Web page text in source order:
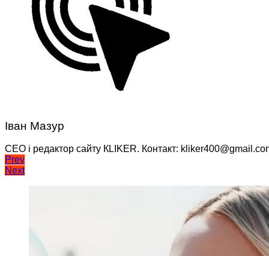
Іван Мазур
CEO і редактор сайту КLIKER. Контакт:
Навігація
записів
Prev
Next